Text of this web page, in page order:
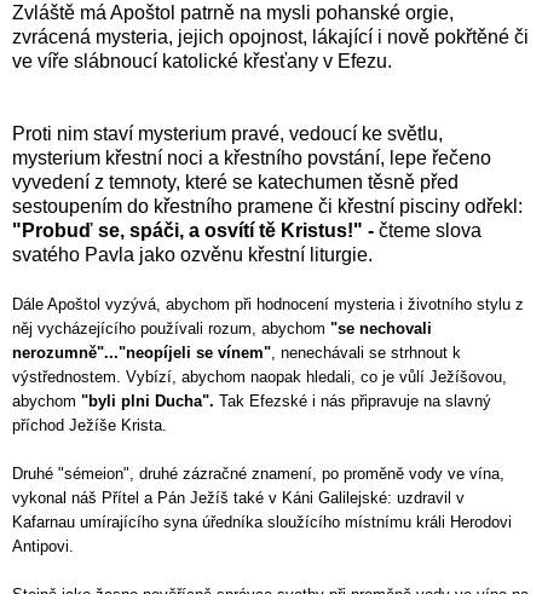
Zvláště má Apoštol patrně na mysli pohanské orgie,
zvrácená mysteria, jejich opojnost, lákající i nově pokřtěné či
ve víře slábnoucí katolické křesťany v Efezu.
Proti nim staví mysterium pravé, vedoucí ke světlu,
mysterium křestní noci a křestního povstání, lepe řečeno
vyvedení z temnoty, které se katechumen těsně před
sestoupením do křestního pramene či křestní pisciny odřekl:
"Probuď se, spáči, a osvítí tě Kristus!" - čteme slova
svatého Pavla jako ozvěnu křestní liturgie.
Dále Apoštol vyzývá, abychom při hodnocení mysteria i životního stylu z
něj vycházejícího používali rozum, abychom "se nechovali
nerozumně"..."neopíjeli se vínem" , nenechávali se strhnout k
výstřednostem. Vybízí, abychom naopak hledali, co je vůlí Ježíšovou,
abychom "byli plni Ducha". Tak Efezské i nás připravuje na slavný
příchod Ježíše Krista.
Druhé "sémeion", druhé zázračné znamení, po proměně vody ve vína,
vykonal náš Přítel a Pán Ježíš také v Káni Galilejské: uzdravil v
Kafarnau umírajícího syna úředníka sloužícího místnímu králi Herodovi
Antipovi.